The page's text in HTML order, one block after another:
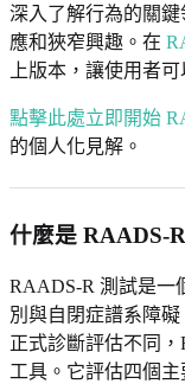
深入了解行為的關
應和狹窄興趣。在
上版本，讓使用者
點擊此處立即開始
的個人化見解。
什麼是 RAADS-
RAADS-R 測試是一
別與自閉症譜系障
正式診斷評估不同
工具。它評估四個主